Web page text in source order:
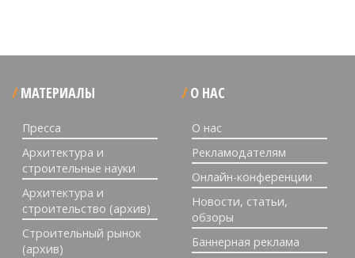
МАТЕРИАЛЫ
Пресса
Архитектура и
строительные науки
Архитектура и
строительство (архив)
Строительный рынок
(архив)
О НАС
О нас
Рекламодателям
Онлайн-конференции
Новости, статьи,
обзоры
Баннерная реклама